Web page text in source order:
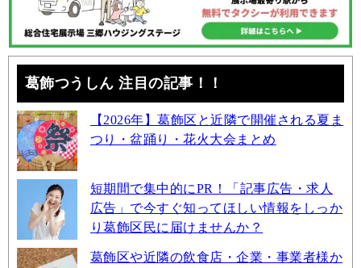
葛飾つうしん 注目の記事！！
【2026年】葛飾区と近隣で開催される夏ま
つり・盆踊り・花火大会まとめ
短期間で集中的にPR！「記事広告・求人
広告」で今すぐ知ってほしい情報をしっか
り葛飾区民に届けませんか？
葛飾区や近隣の飲食店・企業・事業者様か